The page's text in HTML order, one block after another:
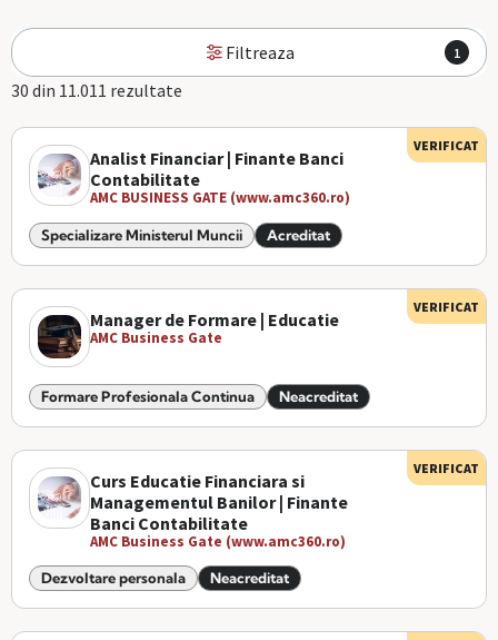
Filtreaza 1
30 din 11.011 rezultate
Analist Financiar | Finante Banci
Contabilitate
AMC BUSINESS GATE (www.amc360.ro)
Specializare Ministerul Muncii Acreditat
VERIFICAT
Manager de Formare | Educatie
AMC Business Gate
Formare Profesionala Continua Neacreditat
VERIFICAT
Curs Educatie Financiara si
Managementul Banilor | Finante
Banci Contabilitate
AMC Business Gate (www.amc360.ro)
Dezvoltare personala Neacreditat
VERIFICAT